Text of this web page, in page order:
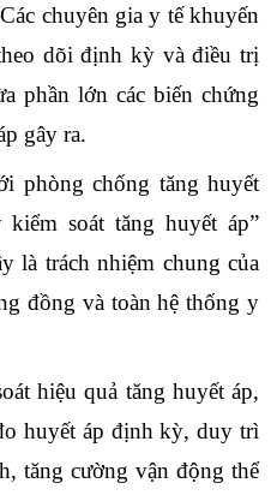
chuyên gia y tế khuyến
dõi định kỳ và điều trị
phần lớn các biến chứng
gây ra.
phòng chống tăng huyết
kiểm soát tăng huyết áp”
là trách nhiệm chung của
đồng và toàn hệ thống y
hiệu quả tăng huyết áp,
huyết áp định kỳ, duy trì
tăng cường vận động thể